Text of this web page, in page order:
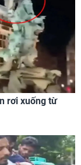
rơi xuống từ